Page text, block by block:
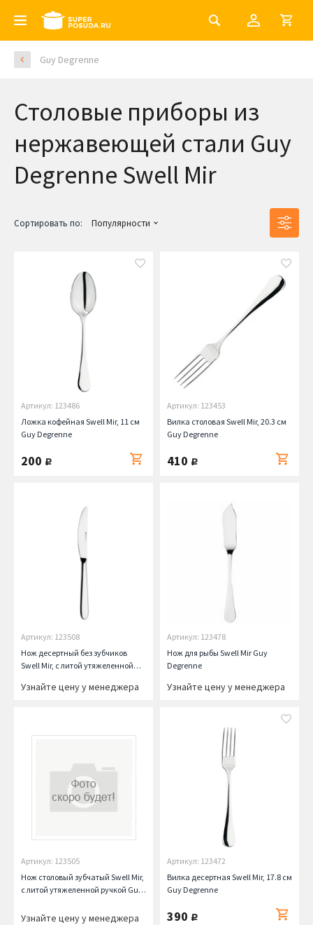
Guy Degrenne
Столовые приборы из
нержавеющей стали Guy
Degrenne Swell Mir
Сортировать по: Популярности
Артикул: 123486
Ложка кофейная Swell Mir, 11 см
Guy Degrenne
200 руб.
Артикул: 123453
Вилка столовая Swell Mir, 20.3 см
Guy Degrenne
410 руб.
Артикул: 123508
Нож десертный без зубчиков
Swell Mir, с литой утяжеленной
Узнайте цену у менеджера
Артикул: 123478
Нож для рыбы Swell Mir Guy
Degrenne
Узнайте цену у менеджера
Артикул: 123505
Нож столовый зубчатый Swell Mir,
с литой утяжеленной ручкой Guy
Узнайте цену у менеджера
Артикул: 123472
Вилка десертная Swell Mir, 17.8 см
Guy Degrenne
390 руб.